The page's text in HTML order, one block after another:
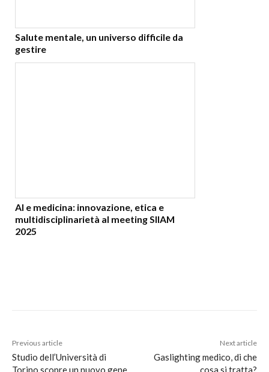
Salute mentale, un universo difficile da
gestire
AI e medicina: innovazione, etica e
multidisciplinarietà al meeting SIIAM
2025
Previous article
Studio dell’Università di
Torino scopre un nuovo gene
Next article
Gaslighting medico, di che
cosa si tratta?